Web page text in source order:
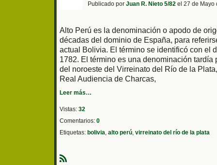
Publicado por Juan R. Nieto 5/82 el 27 de Mayo
Alto Perú es la denominación o apodo de
décadas del dominio de España, para
actual Bolivia. El término se identificó con el
1782. El término es una denominación
del noroeste del Virreinato del Río de la
Real Audiencia de Charcas,
Leer más…
Vistas: 32
Comentarios: 0
Etiquetas: bolivia, alto perú, virreinato del río de la plata